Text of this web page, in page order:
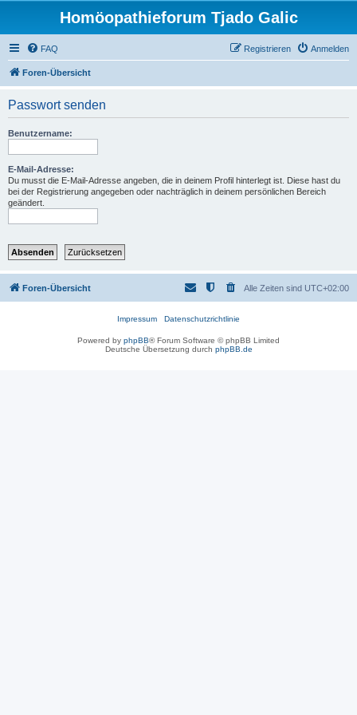
Homöopathieforum Tjado Galic
FAQ Anmelden
Registrieren
Foren-Übersicht
Passwort senden
Benutzername:
E-Mail-Adresse:
Du musst die E-Mail-Adresse angeben, die in deinem Profil hinterlegt ist. Diese hast du
bei der Registrierung angegeben oder nachträglich in deinem persönlichen Bereich
geändert.
Foren-Übersicht Alle Zeiten sind UTC+02:00
Impressum Datenschutzrichtlinie
Powered by phpBB® Forum Software © phpBB Limited
Deutsche Übersetzung durch phpBB.de